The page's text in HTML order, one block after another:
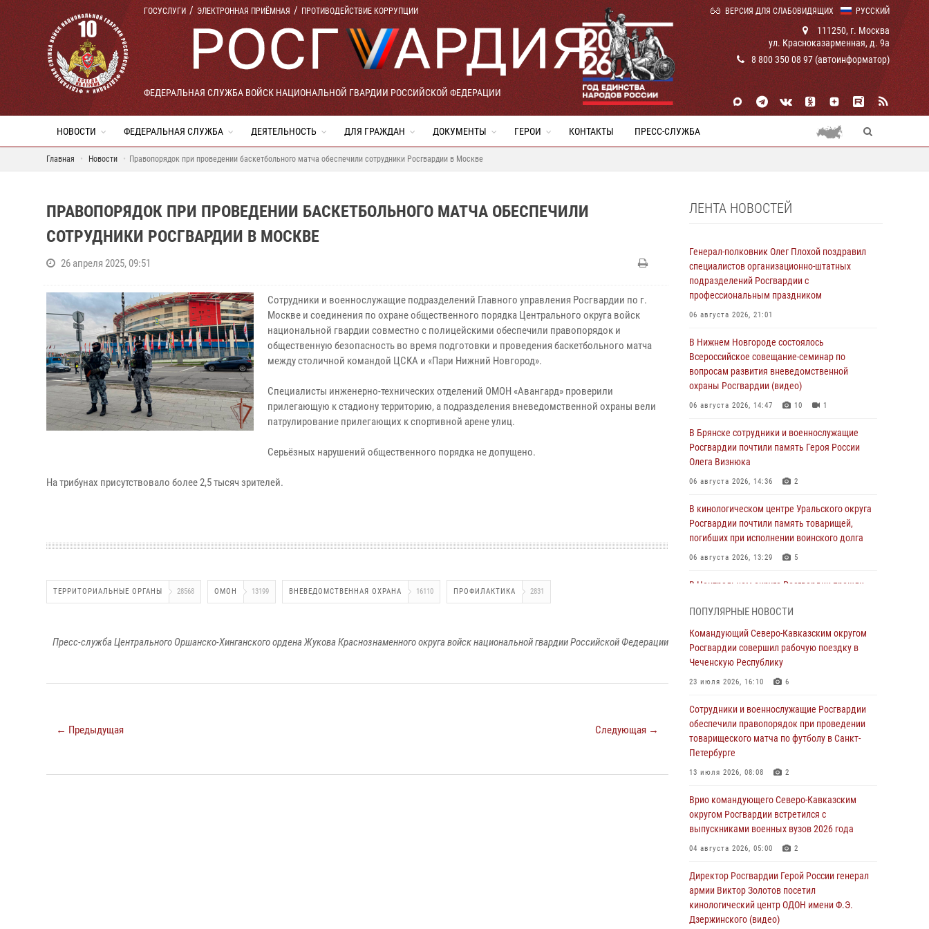
РУССКИЙ
ГОСУСЛУГИ ЭЛЕКТРОННАЯ ПРИЁМНАЯ ПРОТИВОДЕЙСТВИЕ КОРРУПЦИИ ВЕРСИЯ ДЛЯ СЛАБОВИДЯЩИХ
ФЕДЕРАЛЬНАЯ СЛУЖБА ВОЙСК НАЦИОНАЛЬНОЙ ГВАРДИИ РОССИЙСКОЙ ФЕДЕРАЦИИ
111250, г. Москва
ул. Красноказарменная, д. 9а
8 800 350 08 97 (автоинформатор)
НОВОСТИ ФЕДЕРАЛЬНАЯ СЛУЖБА ДЕЯТЕЛЬНОСТЬ ДЛЯ ГРАЖДАН ДОКУМЕНТЫ ГЕРОИ КОНТАКТЫ ПРЕСС-СЛУЖБА
Главная Новости Правопорядок при проведении баскетбольного матча обеспечили сотрудники Росгвардии в Москве
ПРАВОПОРЯДОК ПРИ ПРОВЕДЕНИИ БАСКЕТБОЛЬНОГО МАТЧА ОБЕСПЕЧИЛИ
СОТРУДНИКИ РОСГВАРДИИ В МОСКВЕ
26 апреля 2025, 09:51
Сотрудники и военнослужащие подразделений Главного управления Росгвардии по г.
Москве и соединения по охране общественного порядка Центрального округа войск
национальной гвардии совместно с полицейскими обеспечили правопорядок и
общественную безопасность во время подготовки и проведения баскетбольного матча
между столичной командой ЦСКА и «Пари Нижний Новгород».
Специалисты инженерно-технических отделений ОМОН «Авангард» проверили
прилегающую к стадиону территорию, а подразделения вневедомственной охраны вели
патрулирование прилегающих к спортивной арене улиц.
Серьёзных нарушений общественного порядка не допущено.
На трибунах присутствовало более 2,5 тысяч зрителей.
ТЕРРИТОРИАЛЬНЫЕ ОРГАНЫ 28568 ОМОН 13199 ВНЕВЕДОМСТВЕННАЯ ОХРАНА 16110 ПРОФИЛАКТИКА 2831
Пресс-служба Центрального Оршанско-Хинганского ордена Жукова Краснознаменного округа войск национальной гвардии Российской Федерации
← Предыдущая Следующая →
ЛЕНТА НОВОСТЕЙ
Генерал-полковник Олег Плохой поздравил
специалистов организационно-штатных
подразделений Росгвардии с
профессиональным праздником
06 августа 2026, 21:01
В Нижнем Новгороде состоялось
Всероссийское совещание-семинар по
вопросам развития вневедомственной
охраны Росгвардии (видео)
06 августа 2026, 14:47 10 1
В Брянске сотрудники и военнослужащие
Росгвардии почтили память Героя России
Олега Визнюка
06 августа 2026, 14:36 2
В кинологическом центре Уральского округа
Росгвардии почтили память товарищей,
погибших при исполнении воинского долга
06 августа 2026, 13:29 5
В Центральном округе Росгвардии прошли
И.К. Яковлева
06 августа 2026, 13:24
Росгвардейцы задержали мужчину,
открывшего стрельбу в Подмосковье (видео)
Росгвардейцы провели выставку вооружения
для участников сбора «Гвардеец» в Пензе
(видео)
06 августа 2026, 12:00
В Курске росгвардейцы приняли участие в
митинге, посвященном второй годовщине
вторжения ВСУ на территорию области
06 августа 2026, 11:56 4
В Санкт-Петербурге наряд Росгвардии
задержал правонарушителя, угрожавшего
подростку травматическим пистолетом
06 августа 2026, 11:33
ПОПУЛЯРНЫЕ НОВОСТИ
Командующий Северо-Кавказским округом
Росгвардии совершил рабочую поездку в
Чеченскую Республику
23 июля 2026, 16:10 6
Сотрудники и военнослужащие Росгвардии
обеспечили правопорядок при проведении
товарищеского матча по футболу в Санкт-
Петербурге
13 июля 2026, 08:08 2
Врио командующего Северо-Кавказским
округом Росгвардии встретился с
выпускниками военных вузов 2026 года
04 августа 2026, 05:00 2
Директор Росгвардии Герой России генерал
армии Виктор Золотов посетил
кинологический центр ОДОН имени Ф.Э.
Дзержинского (видео)